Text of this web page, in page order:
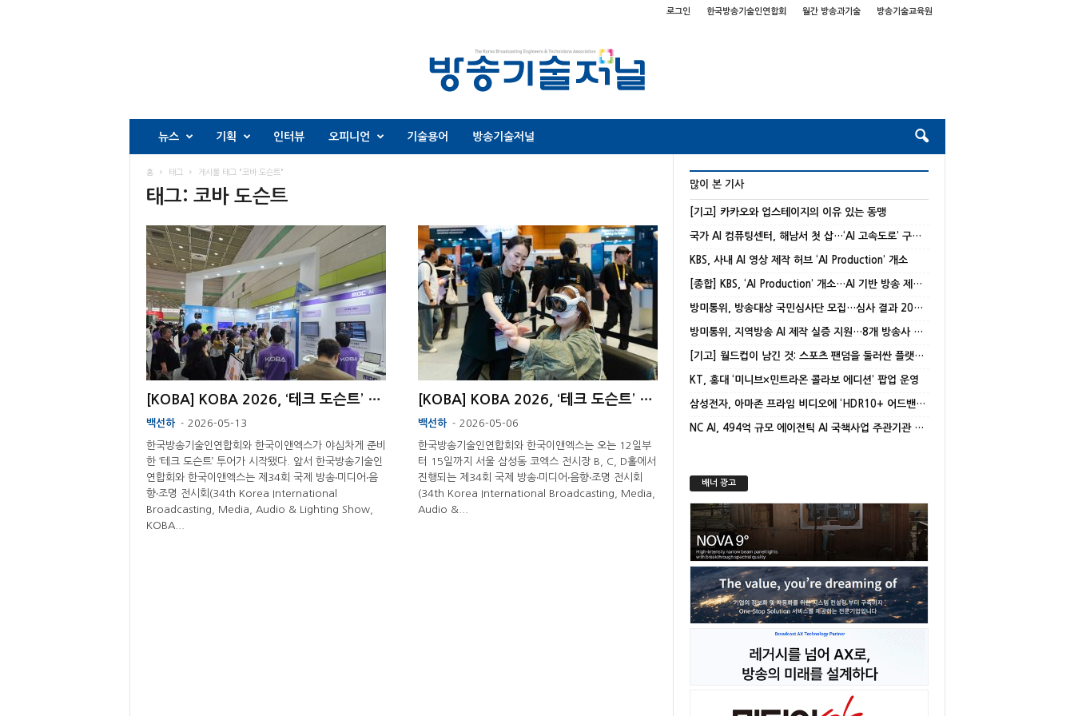
로그인 한국방송기술인연합회 월간 방송과기술 방송기술교육원
뉴스 기획 인터뷰 오피니언 기술용어 방송기술저널
홈 태그 게시물 태그 "코바 도슨트"
태그: 코바 도슨트
[KOBA] KOBA 2026, ‘테크 도슨트’ 신설…“기술 어렵지 않아” ...
백선하 - 2026-05-13
한국방송기술인연합회와 한국이앤엑스가 야심차게 준비
한 ‘테크 도슨트’ 투어가 시작됐다. 앞서 한국방송기술인
연합회와 한국이앤엑스는 제34회 국제 방송‧미디어‧음
향‧조명 전시회(34th Korea International
Broadcasting, Media, Audio & Lighting Show,
KOBA...
[KOBA] KOBA 2026, ‘테크 도슨트’ 특별 투어 마련 ...
백선하 - 2026-05-06
한국방송기술인연합회와 한국이앤엑스는 오는 12일부
터 15일까지 서울 삼성동 코엑스 전시장 B, C, D홀에서
진행되는 제34회 국제 방송‧미디어‧음향‧조명 전시회
(34th Korea International Broadcasting, Media,
Audio &...
많이 본 기사
[기고] 카카오와 업스테이지의 이유 있는 동맹
국가 AI 컴퓨팅센터, 해남서 첫 삽…‘AI 고속도로’ 구축 본격화
KBS, 사내 AI 영상 제작 허브 ‘AI Production’ 개소
[종합] KBS, ‘AI Production’ 개소…AI 기반 방송 제작 본격화
방미통위, 방송대상 국민심사단 모집…심사 결과 20% 반영
방미통위, 지역방송 AI 제작 실증 지원…8개 방송사 선정
[기고] 월드컵이 남긴 것: 스포츠 팬덤을 둘러싼 플랫폼 경쟁의 재편
KT, 홍대 ‘미니브×민트라온 콜라보 에디션’ 팝업 운영
삼성전자, 아마존 프라임 비디오에 ‘HDR10+ 어드밴스드’ 적용
NC AI, 494억 규모 에이전틱 AI 국책사업 주관기관 선정
배너 광고